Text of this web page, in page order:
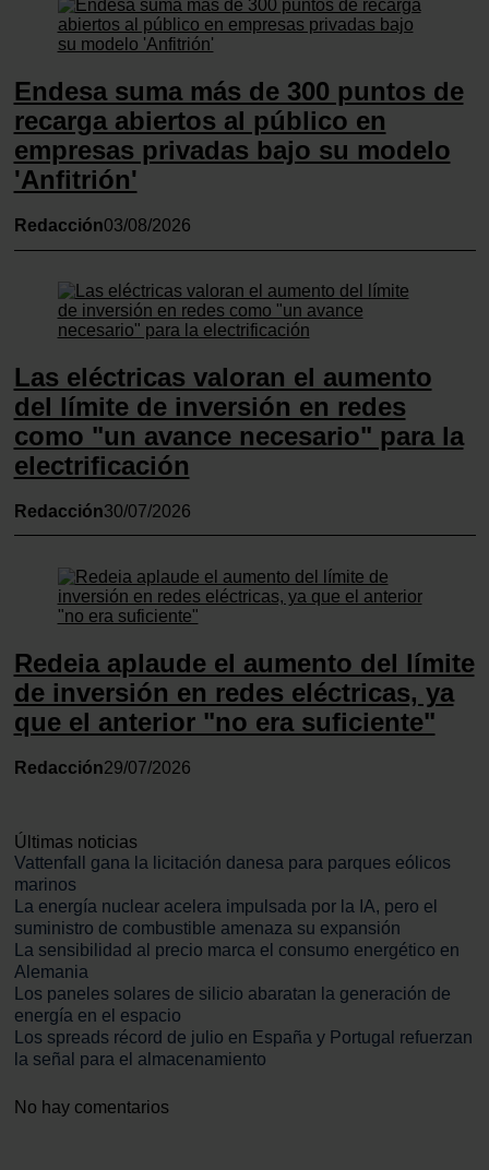
Endesa suma más de 300 puntos de
recarga abiertos al público en
empresas privadas bajo su modelo
'Anfitrión'
Redacción03/08/2026
Las eléctricas valoran el aumento
del límite de inversión en redes
como "un avance necesario" para la
electrificación
Redacción30/07/2026
Redeia aplaude el aumento del límite
de inversión en redes eléctricas, ya
que el anterior "no era suficiente"
Redacción29/07/2026
No hay comentarios
Últimas noticias
Vattenfall gana la licitación danesa para parques eólicos
marinos
La energía nuclear acelera impulsada por la IA, pero el
suministro de combustible amenaza su expansión
La sensibilidad al precio marca el consumo energético en
Alemania
Los paneles solares de silicio abaratan la generación de
energía en el espacio
Los spreads récord de julio en España y Portugal refuerzan
la señal para el almacenamiento